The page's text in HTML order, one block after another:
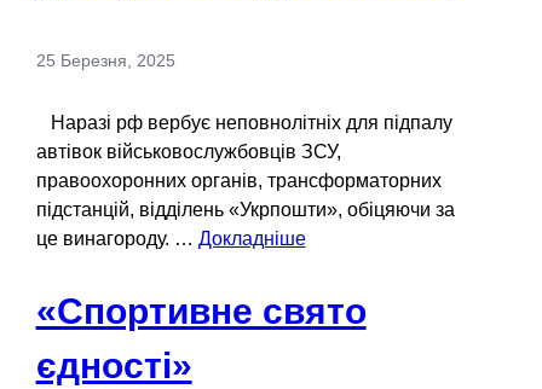
25 Березня, 2025
Наразі рф вербує неповнолітніх для підпалу
автівок військовослужбовців ЗСУ,
правоохоронних органів, трансформаторних
підстанцій, відділень «Укрпошти», обіцяючи за
це винагороду. … Докладніше
«Спортивне свято
єдності»